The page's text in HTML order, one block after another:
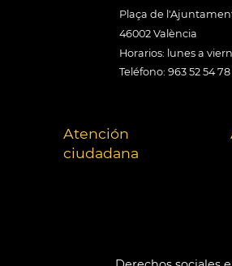
Plaça de l'Ajuntament
46002 València
Horarios: lunes a
Teléfono: 963 52 54 78
Atención
ciudadana